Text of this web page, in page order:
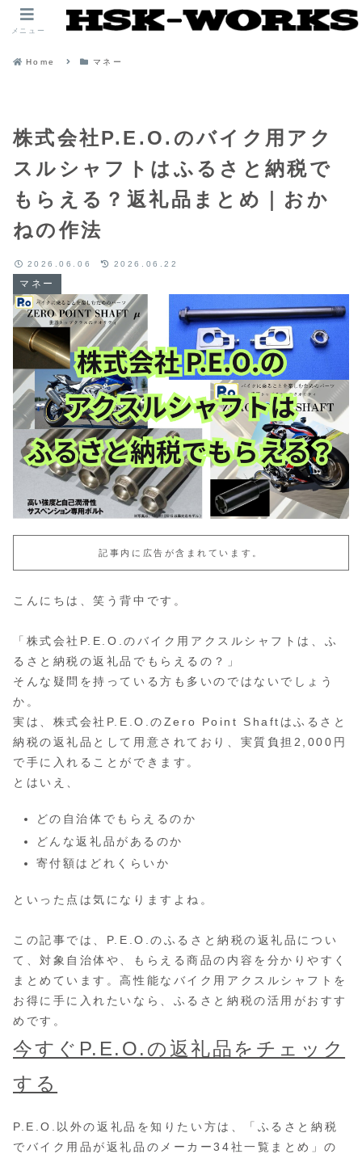
Home マネー
株式会社P.E.O.のバイク用アク
スルシャフトはふるさと納税で
もらえる？返礼品まとめ｜おか
ねの作法
マネー
2026.06.06 2026.06.22
記事内に広告が含まれています。
こんにちは、笑う背中です。
「株式会社P.E.O.のバイク用アクスルシャフトは、ふ
るさと納税の返礼品でもらえるの？」
そんな疑問を持っている方も多いのではないでしょう
か。
実は、株式会社P.E.O.のZero Point Shaftはふるさと
納税の返礼品として用意されており、実質負担2,000円
で手に入れることができます。
とはいえ、
どの自治体でもらえるのか
どんな返礼品があるのか
寄付額はどれくらいか
といった点は気になりますよね。
この記事では、P.E.O.のふるさと納税の返礼品につい
て、対象自治体や、もらえる商品の内容を分かりやすく
まとめています。高性能なバイク用アクスルシャフトを
お得に手に入れたいなら、ふるさと納税の活用がおすす
めです。
今すぐP.E.O.の返礼品をチェック
する
P.E.O.以外の返礼品を知りたい方は、「ふるさと納税
でバイク用品が返礼品のメーカー34社一覧まとめ」の
メニュー